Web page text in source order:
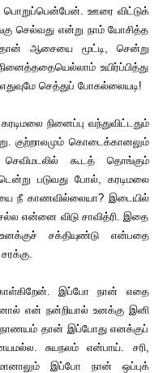
ஊரை விட்டுக்
செல்வது என்று நாம் யோசித்த
ஆசையை மூட்டி, சென்று
உயிர்ப்பித்து
செத்துப் போகல்லையடி!
நினைப்பு வந்துவிட்டதும்
குற்றாலமும் கொடைக்கானலும்
கூடத் தொங்கும்
படுவது போல், கரடிமலை
நீ காணவில்லையா? இடையில்
என்னை விடு சாவித்ரி. இதை
சக்தியுண்டு என்பதை
இப்போ நான் எதை
என் நன்றியால் உனக்கு இனி
தான் இப்போது எனக்குப்
சுயநலம் என்பாய். சரி,
இப்போ நான் ஒப்புக்